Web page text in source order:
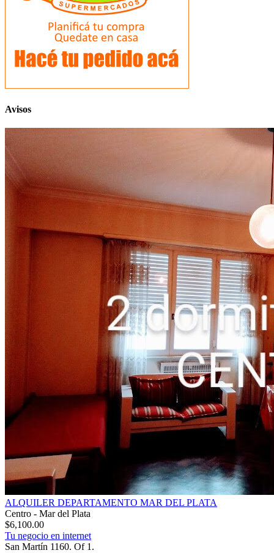
Avisos
ALQUILER DEPARTAMENTO MAR DEL PLATA
Centro - Mar del Plata
$6,100.00
Tu negocio en internet
San Martín 1160. Of 1.